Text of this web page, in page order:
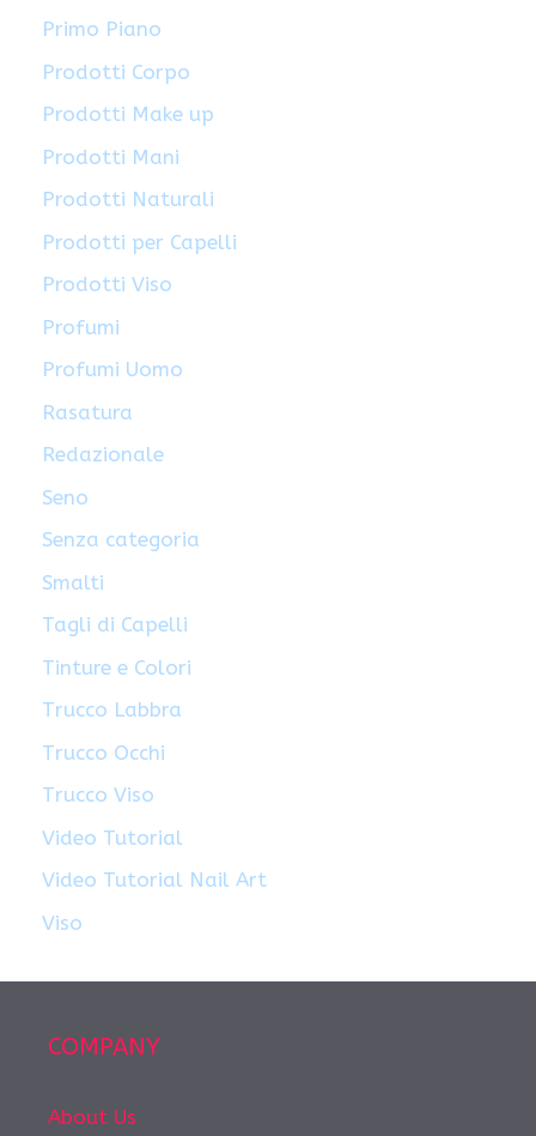
Primo Piano
Prodotti Corpo
Prodotti Make up
Prodotti Mani
Prodotti Naturali
Prodotti per Capelli
Prodotti Viso
Profumi
Profumi Uomo
Rasatura
Redazionale
Seno
Senza categoria
Smalti
Tagli di Capelli
Tinture e Colori
Trucco Labbra
Trucco Occhi
Trucco Viso
Video Tutorial
Video Tutorial Nail Art
Viso
COMPANY
About Us